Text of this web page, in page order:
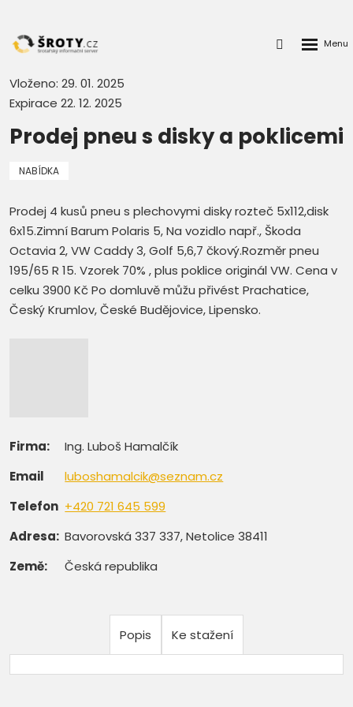
Přihlášení
Vloženo: 29. 01. 2025
Expirace 22. 12. 2025
Prodej pneu s disky a poklicemi
NABÍDKA
Prodej 4 kusů pneu s plechovymi disky rozteč 5x112,disk
6x15.Zimní Barum Polaris 5, Na vozidlo např., Škoda
Octavia 2, VW Caddy 3, Golf 5,6,7 čkový.Rozměr pneu
195/65 R 15. Vzorek 70% , plus poklice originál VW. Cena v
celku 3900 Kč Po domluvě můžu přivést Prachatice,
Český Krumlov, České Budějovice, Lipensko.
Firma:
Ing. Luboš Hamalčík
Email
luboshamalcik@seznam.cz
Telefon +420 721 645 599
Adresa: Bavorovská 337 337, Netolice 38411
Země:
Česká republika
Popis Ke stažení